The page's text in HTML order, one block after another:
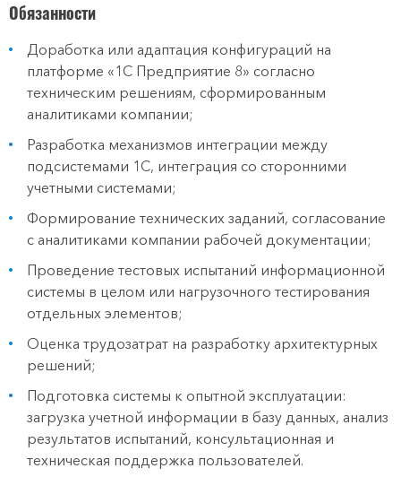
Обязанности
Доработка или адаптация конфигураций на
платформе «1С Предприятие 8» согласно
техническим решениям, сформированным
аналитиками компании;
Разработка механизмов интеграции между
подсистемами 1С, интеграция со сторонними
учетными системами;
Формирование технических заданий, согласование
с аналитиками компании рабочей документации;
Проведение тестовых испытаний информационной
системы в целом или нагрузочного тестирования
отдельных элементов;
Оценка трудозатрат на разработку архитектурных
решений;
Подготовка системы к опытной эксплуатации:
загрузка учетной информации в базу данных, анализ
результатов испытаний, консультационная и
техническая поддержка пользователей.